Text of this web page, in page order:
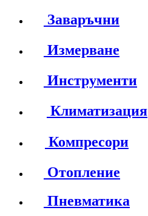
Заваръчни
Измерване
Инструменти
Климатизация
Компресори
Отопление
Пневматика